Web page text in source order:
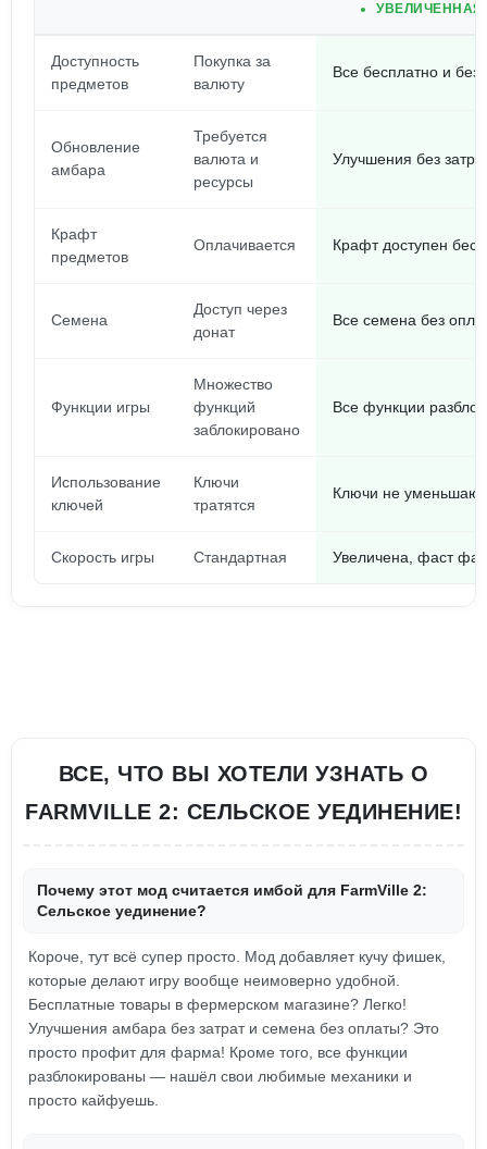
Доступность
предметов
Покупка за
валюту
Все бесплатно и без
Обновление
амбара
Требуется
валюта и
ресурсы
Улучшения без
Крафт
предметов
Оплачивается Крафт доступен
Семена
Доступ через
донат
Все семена без
Функции игры
Множество
функций
заблокировано
Все функции
Использование
ключей
Ключи
тратятся
Ключи не
Скорость игры Стандартная Увеличена, фаст
ВСЕ, ЧТО ВЫ ХОТЕЛИ УЗНАТЬ О
FARMVILLE 2: CЕЛЬСКОЕ УЕДИНЕНИЕ!
Почему этот мод считается имбой для FarmVille 2:
Cельское уединение?
Короче, тут всё супер просто. Мод добавляет кучу фишек,
которые делают игру вообще неимоверно удобной.
Бесплатные товары в фермерском магазине? Легко!
Улучшения амбара без затрат и семена без оплаты? Это
просто профит для фарма! Кроме того, все функции
разблокированы — нашёл свои любимые механики и
просто кайфуешь.